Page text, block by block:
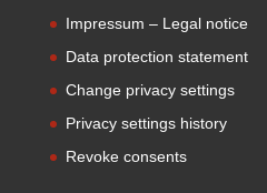
Impressum – Legal notice
Data protection statement
Change privacy settings
Privacy settings history
Revoke consents